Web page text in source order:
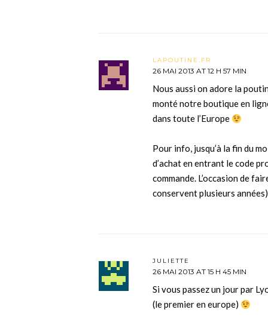
LAPOUTINE.FR
26 MAI 2013 AT 12 H 57 MIN
Nous aussi on adore la
monté notre boutique en
dans toute l’Europe
Pour info, jusqu’à la fin du
d’achat en entrant le code
commande. L’occasion de
conservent plusieurs
JULIETTE
26 MAI 2013 AT 15 H 45 MIN
Si vous passez un jour par
(le premier en europe)